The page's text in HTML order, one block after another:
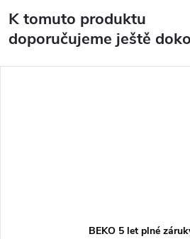
K tomuto produktu
doporučujeme ještě
BEKO 5 let plné